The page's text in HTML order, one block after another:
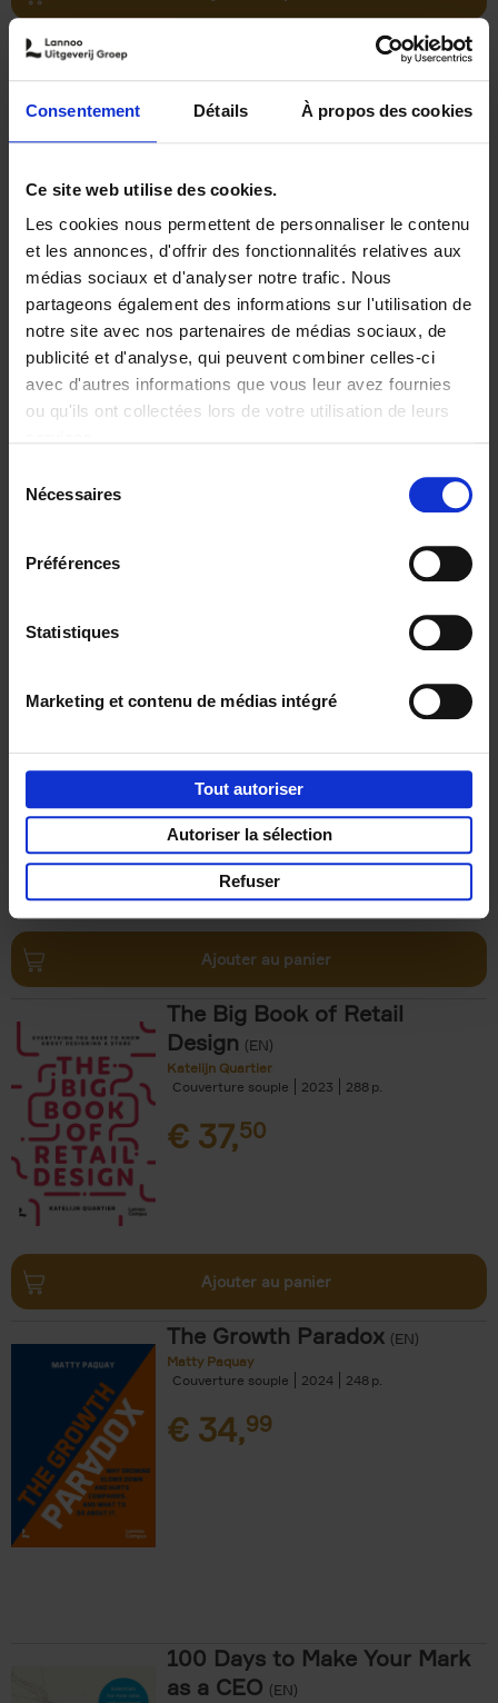
Consentement Détails À propos des cookies
Ce site web utilise des cookies.
Les cookies nous permettent de personnaliser le contenu
et les annonces, d'offrir des fonctionnalités relatives aux
médias sociaux et d'analyser notre trafic. Nous
partageons également des informations sur l'utilisation de
notre site avec nos partenaires de médias sociaux, de
publicité et d'analyse, qui peuvent combiner celles-ci
avec d'autres informations que vous leur avez fournies
ou qu'ils ont collectées lors de votre utilisation de leurs
Nécessaires
Préférences
Statistiques
Marketing et contenu de médias intégré
Tout autoriser
Autoriser la sélection
Refuser
Lessons learned from
ASML (EN)
Susanne van der Velden
Mohammad Nasir Nasiri
Couverture souple
2026 304
Ajouter au panier
The Channel Whisperer
Paul Sysmans
Couverture souple
2018 200
Digital marketing like a PRO -
completely revised edition (EN)
€35,50
Ajouter au panier
The Big Book of Retail
Design (EN)
Katelijn Quartier
Couverture souple
2023 288
€ 37,50
Ajouter au panier
The Growth Paradox (EN)
Matty Paquay
Couverture souple
2024 248
€ 34,99
100 Days to Make Your Mark
as a CEO (EN)